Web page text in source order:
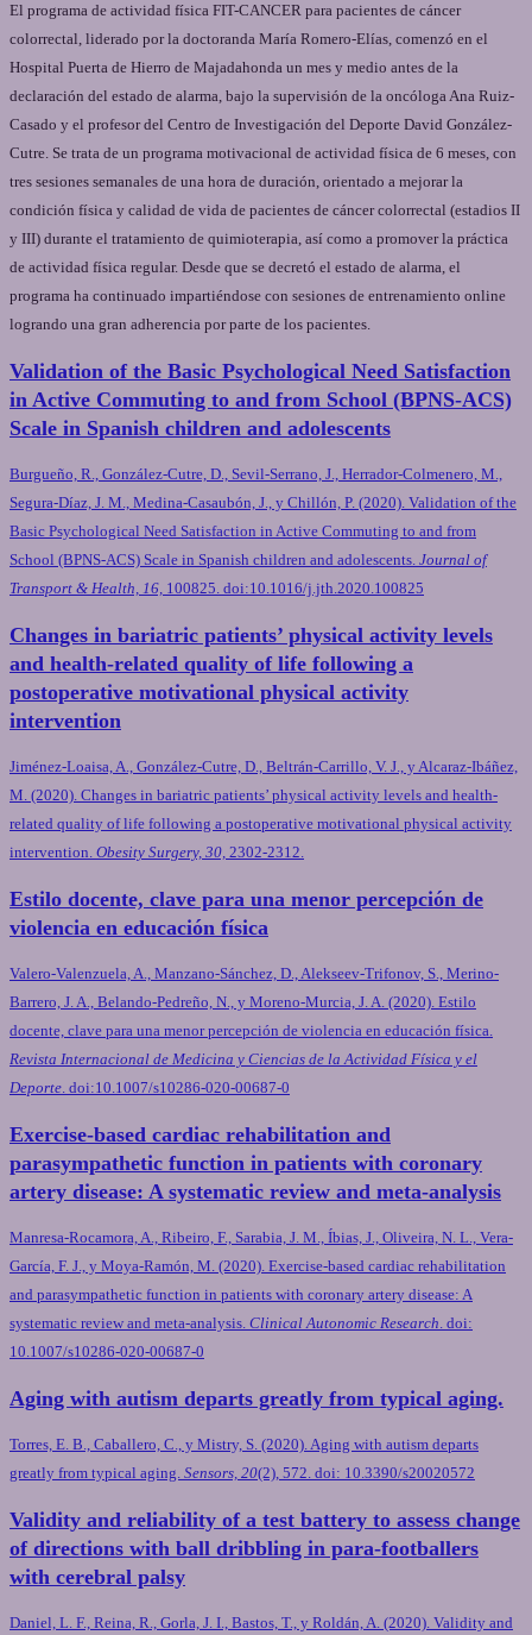
El programa de actividad física FIT-CANCER para pacientes de cáncer
colorrectal, liderado por la doctoranda María Romero-Elías, comenzó en el
Hospital Puerta de Hierro de Majadahonda un mes y medio antes de la
declaración del estado de alarma, bajo la supervisión de la oncóloga Ana Ruiz-
Casado y el profesor del Centro de Investigación del Deporte David González-
Cutre. Se trata de un programa motivacional de actividad física de 6 meses, con
tres sesiones semanales de una hora de duración, orientado a mejorar la
condición física y calidad de vida de pacientes de cáncer colorrectal (estadios II
y III) durante el tratamiento de quimioterapia, así como a promover la práctica
de actividad física regular. Desde que se decretó el estado de alarma, el
programa ha continuado impartiéndose con sesiones de entrenamiento online
logrando una gran adherencia por parte de los pacientes.
Validation of the Basic Psychological Need Satisfaction
in Active Commuting to and from School (BPNS-ACS)
Scale in Spanish children and adolescents
Burgueño, R., González-Cutre, D., Sevil-Serrano, J., Herrador-Colmenero, M.,
Segura-Díaz, J. M., Medina-Casaubón, J., y Chillón, P. (2020). Validation of the
Basic Psychological Need Satisfaction in Active Commuting to and from
School (BPNS-ACS) Scale in Spanish children and adolescents. Journal of
Transport & Health, 16, 100825. doi:10.1016/j.jth.2020.100825
Changes in bariatric patients’ physical activity levels
and health-related quality of life following a
postoperative motivational physical activity
intervention
Jiménez-Loaisa, A., González-Cutre, D., Beltrán-Carrillo, V. J., y Alcaraz-Ibáñez,
M. (2020). Changes in bariatric patients’ physical activity levels and health-
related quality of life following a postoperative motivational physical activity
intervention. Obesity Surgery, 30, 2302-2312.
Estilo docente, clave para una menor percepción de
violencia en educación física
Valero-Valenzuela, A., Manzano-Sánchez, D., Alekseev-Trifonov, S., Merino-
Barrero, J. A., Belando-Pedreño, N., y Moreno-Murcia, J. A. (2020). Estilo
docente, clave para una menor percepción de violencia en educación física.
Revista Internacional de Medicina y Ciencias de la Actividad Física y el
Deporte. doi:10.1007/s10286-020-00687-0
Exercise-based cardiac rehabilitation and
parasympathetic function in patients with coronary
artery disease: A systematic review and meta-analysis
Manresa-Rocamora, A., Ribeiro, F., Sarabia, J. M., Íbias, J., Oliveira, N. L., Vera-
García, F. J., y Moya-Ramón, M. (2020). Exercise-based cardiac rehabilitation
and parasympathetic function in patients with coronary artery disease: A
systematic review and meta-analysis. Clinical Autonomic Research . doi:
10.1007/s10286-020-00687-0
Aging with autism departs greatly from typical aging.
Torres, E. B., Caballero, C., y Mistry, S. (2020). Aging with autism departs
greatly from typical aging. Sensors, 20(2), 572. doi: 10.3390/s20020572
Validity and reliability of a test battery to assess change
of directions with ball dribbling in para-footballers
with cerebral palsy
Daniel, L. F., Reina, R., Gorla, J. I., Bastos, T., y Roldán, A. (2020). Validity and